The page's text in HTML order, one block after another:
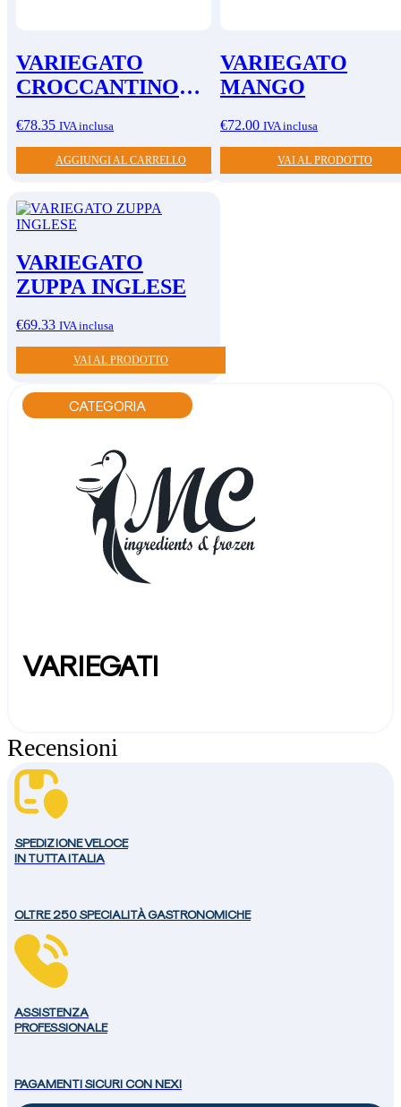
VARIEGATO
CROCCANTINO
SALATO
€78.35 IVA inclusa
AGGIUNGI AL CARRELLO
VARIEGATO
MANGO
€72.00 IVA inclusa
VAI AL PRODOTTO
VARIEGATO
ZUPPA INGLESE
€69.33 IVA inclusa
VAI AL PRODOTTO
CATEGORIA
VARIEGATI
Recensioni
SPEDIZIONE VELOCE
IN TUTTA ITALIA
OLTRE 250 SPECIALITÀ GASTRONOMICHE
ASSISTENZA
PROFESSIONALE
PAGAMENTI SICURI CON NEXI